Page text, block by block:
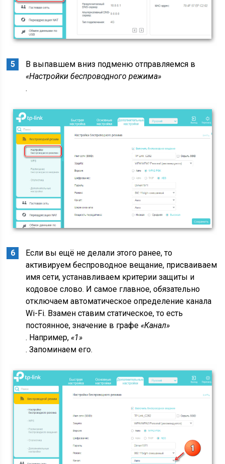
В выпавшем вниз подменю отправляемся в
«Настройки беспроводного режима»
.
Если вы ещё не делали этого ранее, то
активируем беспроводное вещание, присваиваем
имя сети, устанавливаем критерии защиты и
кодовое слово. И самое главное, обязательно
отключаем автоматическое определение канала
Wi-Fi. Взамен ставим статическое, то есть
постоянное, значение в графе«Канал»
. Например,«1»
. Запоминаем его.